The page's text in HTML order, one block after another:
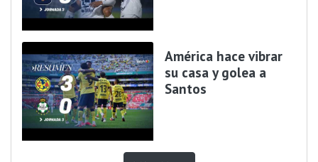
América hace vibrar
su casa y golea a
Santos